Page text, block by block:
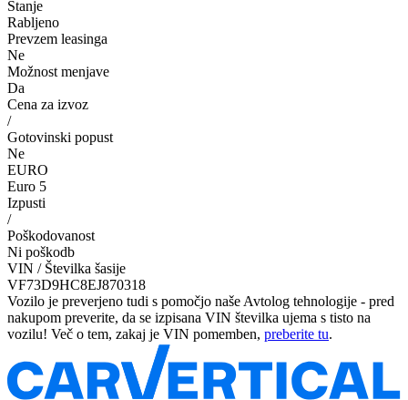
Stanje
Rabljeno
Prevzem leasinga
Ne
Možnost menjave
Da
Cena za izvoz
/
Gotovinski popust
Ne
EURO
Euro 5
Izpusti
/
Poškodovanost
Ni poškodb
VIN / Številka šasije
VF73D9HC8EJ870318
Vozilo je preverjeno tudi s pomočjo naše Avtolog tehnologije - pred
nakupom preverite, da se izpisana VIN številka ujema s tisto na
vozilu! Več o tem, zakaj je VIN pomemben, preberite tu.